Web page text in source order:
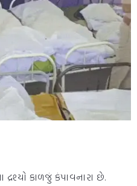
દ્રશ્યો કાળજું કંપાવનારા છે.